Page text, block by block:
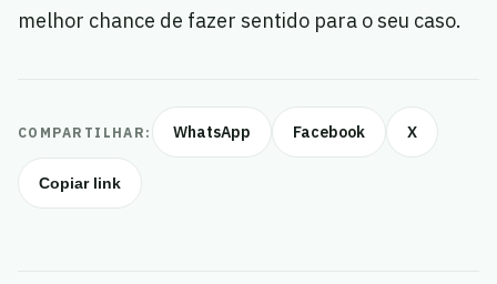
melhor chance de fazer sentido para o seu caso.
COMPARTILHAR: WhatsApp Facebook X
Copiar link